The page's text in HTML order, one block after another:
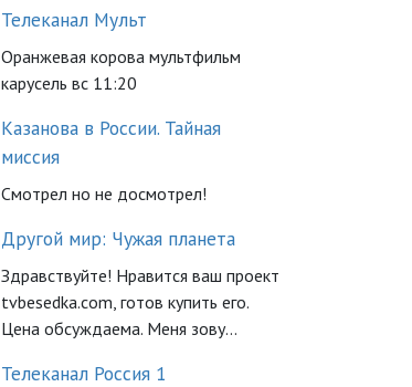
Телеканал Мульт
Оранжевая корова мультфильм
карусель вс 11:20
Казанова в России. Тайная
миссия
Смотрел но не досмотрел!
Другой мир: Чужая планета
Здравствуйте! Нравится ваш проект
tvbesedka.com, готов купить его.
Цена обсуждаема. Меня зову...
Телеканал Россия 1